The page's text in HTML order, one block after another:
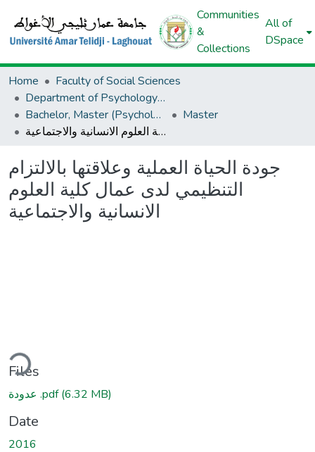
Communities
&
Collections
All of
DSpace
Home
Faculty of Social Sciences
Department of Psychology And Educational Sciences And Orthoponia
Bachelor, Master (Psychology And Educational Sciences And Orthoponia)
Master
جودة الحياة العملية وعلاقتها بالالتزام التنظيمي لدى عمال كلية العلوم الانسانية والاجتماعية
جودة الحياة العملية وعلاقتها بالالتزام
التنظيمي لدى عمال كلية العلوم
الانسانية والاجتماعية
Files
عدودة .pdf(6.32 MB)
Date
2016